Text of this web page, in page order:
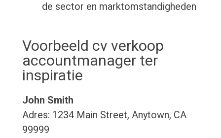
de sector en marktomstandigheden
Voorbeeld cv verkoop
accountmanager ter
inspiratie
John Smith
Adres: 1234 Main Street, Anytown, CA
99999